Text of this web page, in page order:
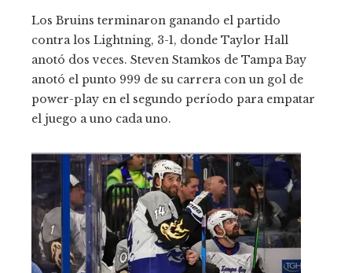
Los Bruins terminaron ganando el partido
contra los Lightning, 3-1, donde Taylor Hall
anotó dos veces. Steven Stamkos de Tampa Bay
anotó el punto 999 de su carrera con un gol de
power-play en el segundo período para empatar
el juego a uno cada uno.